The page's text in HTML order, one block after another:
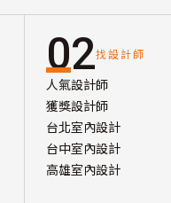
02找設計師
人氣設計師
獲獎設計師
台北室內設計
台中室內設計
高雄室內設計